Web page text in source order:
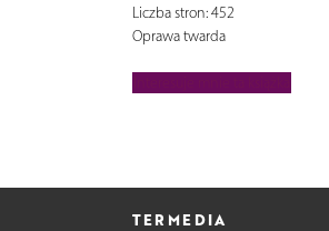
Liczba stron: 452
Oprawa twarda
TERMEDIA